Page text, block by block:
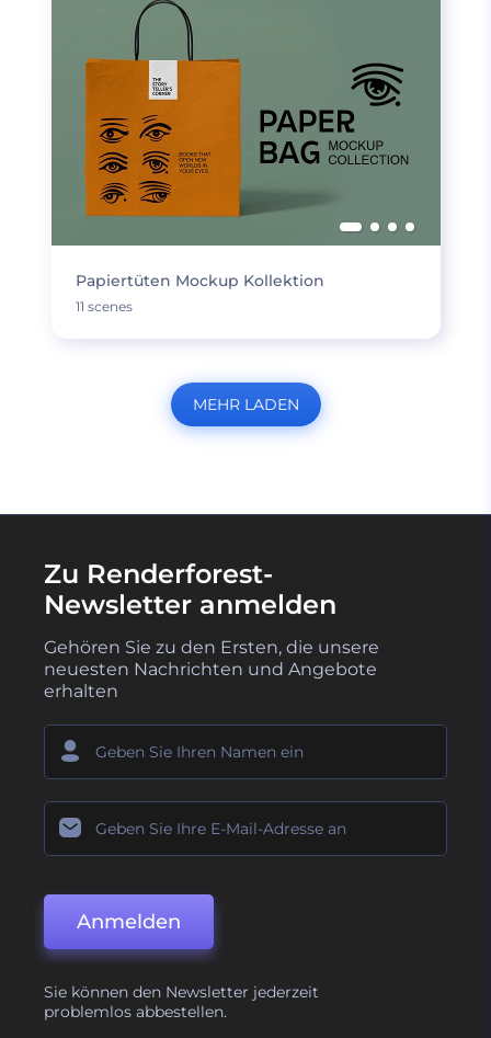
Papiertüten Mockup Kollektion
11 scenes
MEHR LADEN
Zu Renderforest-
Newsletter anmelden
Gehören Sie zu den Ersten, die unsere
neuesten Nachrichten und Angebote
erhalten
Anmelden
Sie können den Newsletter jederzeit
problemlos abbestellen.